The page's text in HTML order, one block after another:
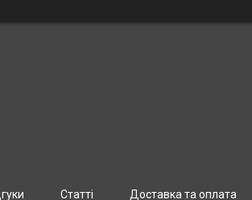
Статті Доставка та оплата